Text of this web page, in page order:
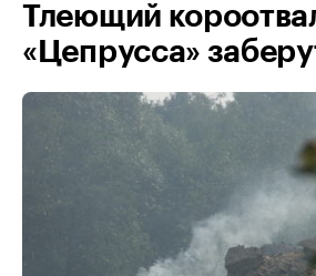
Тлеющий
«Цепрусса»